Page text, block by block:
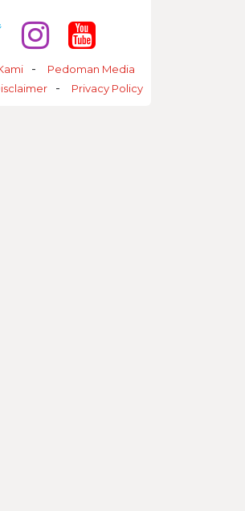
Pedoman Media
Privacy Policy